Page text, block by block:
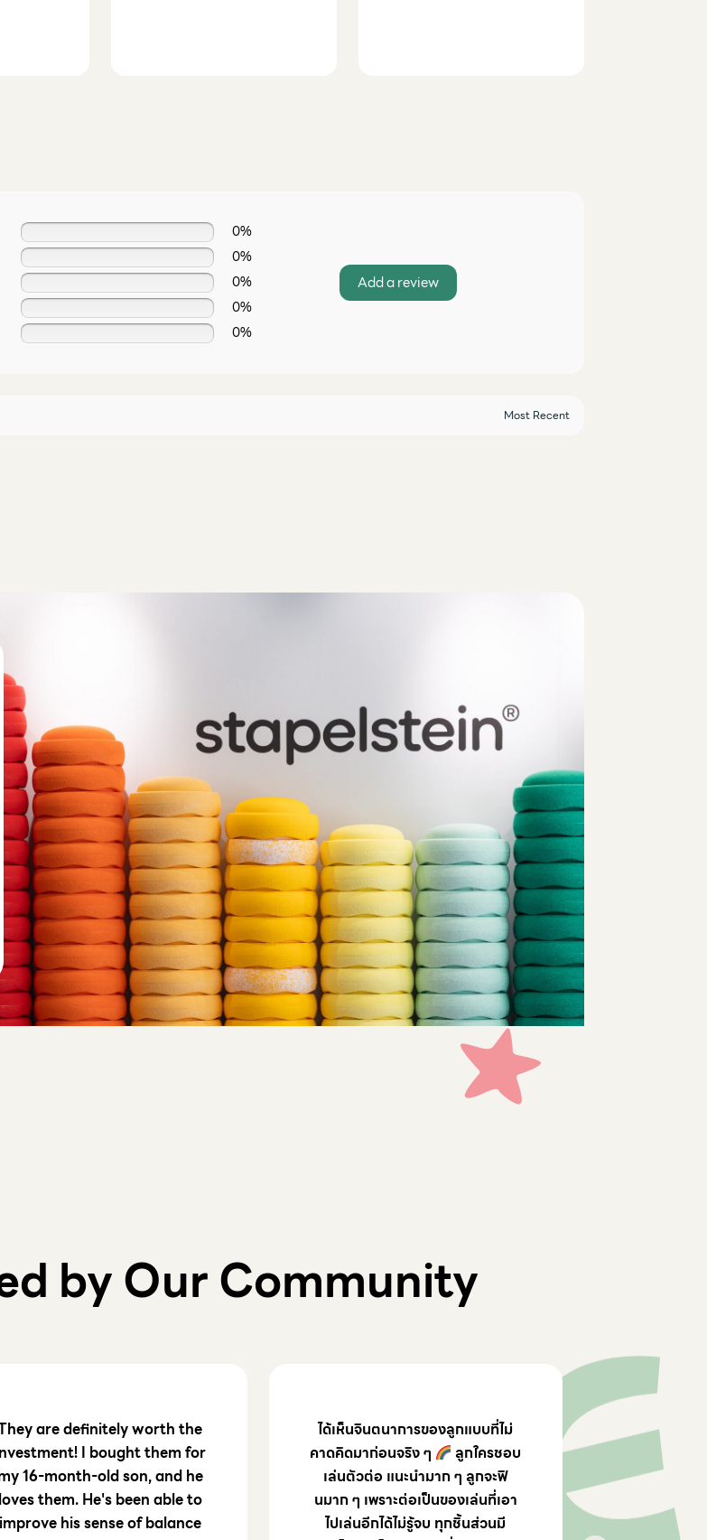
0%
0%
0%
0%
0%
Add a review
by Our Community
are definitely worth the
I bought them for
16-month-old son, and he
loves them. He's been able to
improve his sense of balance
ได้เห็นจินตนาการของลูกแบบที่ไม่
คาดคิดมาก่อนจริง ๆ
ลูกใครชอบ
เล่นตัวต่อ แนะนำมาก ๆ ลูกจะฟิ
นมาก ๆ เพราะต่อเป็นของเล่นที่เอา
ไปเล่นอีกได้ไม่รู้จบ ทุกชิ้นส่วนมี
We
year-
played